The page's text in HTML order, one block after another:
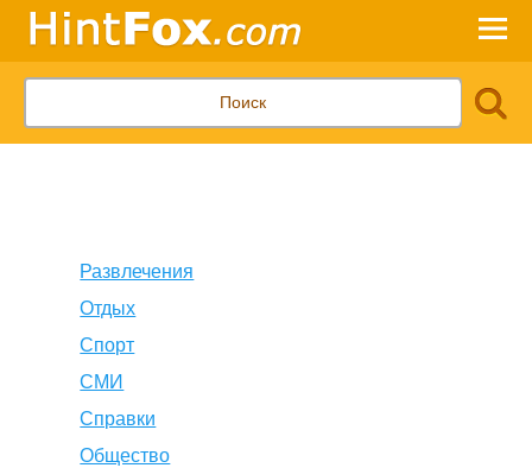
Развлечения
Отдых
Спорт
СМИ
Справки
Общество